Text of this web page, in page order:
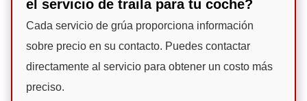
el servicio de traila para tu coche?
Cada servicio de grúa proporciona información
sobre precio en su contacto. Puedes contactar
directamente al servicio para obtener un costo más
preciso.